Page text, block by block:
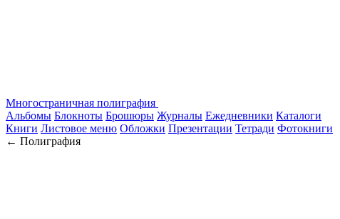
Многостраничная полиграфия
Альбомы Блокноты Брошюры Журналы Ежедневники Каталоги
Книги Листовое меню Обложки Презентации Тетради Фотокниги
← Полиграфия